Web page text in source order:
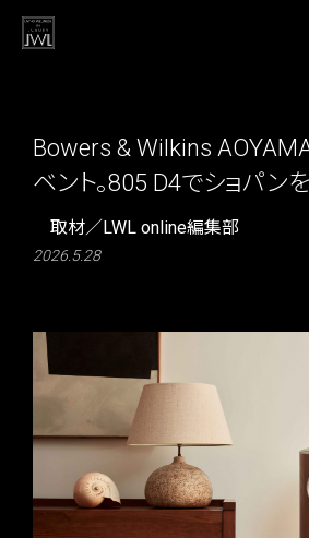
Bowers & Wilkins
ベント。805 D4でショパン
取材／LWL online編集部
2026.5.28